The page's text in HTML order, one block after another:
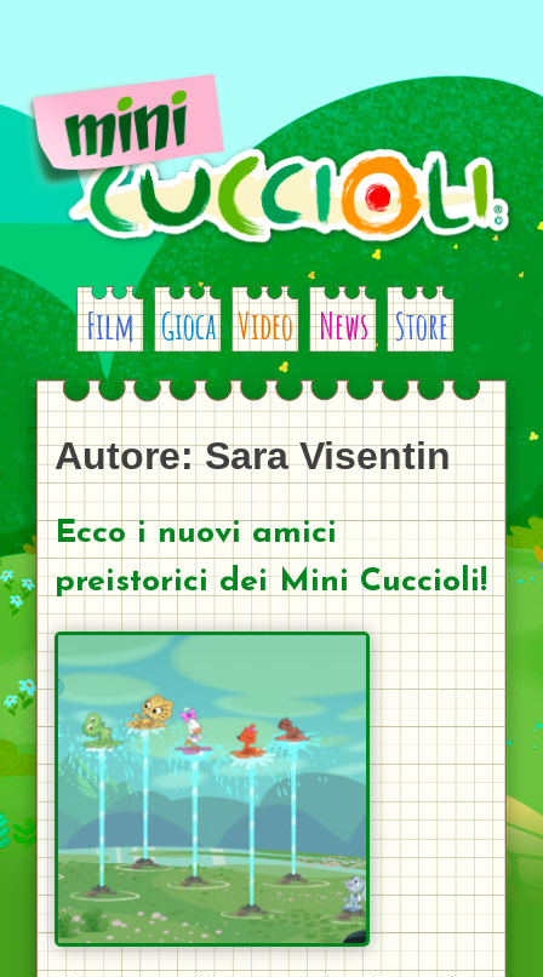
Film Gioca Video News Store
Autore:Sara Visentin
Ecco i nuovi amici
preistorici dei Mini Cuccioli!